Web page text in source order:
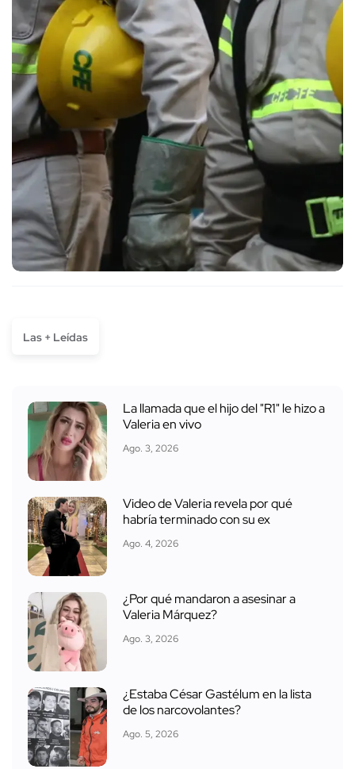
Las + Leídas
La llamada que el hijo del "R1" le hizo a
Valeria en vivo
Ago. 3, 2026
Video de Valeria revela por qué
habría terminado con su ex
Ago. 4, 2026
¿Por qué mandaron a asesinar a
Valeria Márquez?
Ago. 3, 2026
¿Estaba César Gastélum en la lista
de los narcovolantes?
Ago. 5, 2026